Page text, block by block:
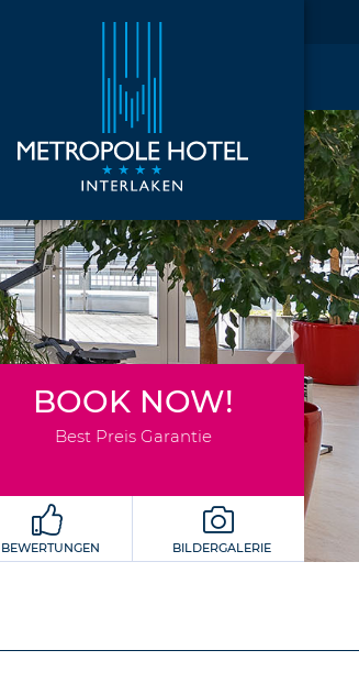
BOOK NOW!
Best Preis Garantie
BEWERTUNGEN BILDERGALERIE